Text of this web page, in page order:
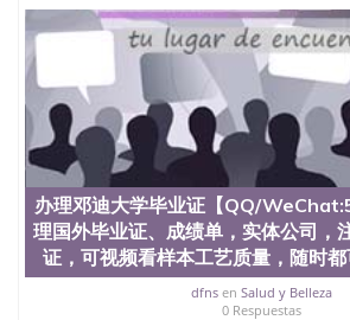
前十名，工学院排名在前十五名，且
约大学为学生们提供本科、硕士及博
专业课程包括：会计学、MBA、财务
程、经济、医学、护理、文学、音乐
学、美术、电子工程、天文学、农业
制、历史、电气工程、生物工程、建
理、材料科学、机械工程、航天工程
学、化学、英语、社会科学、心理学
销、机械工程、计算机科学、物理学
科、金融专业 1、客户提供相关材料
信息，给出操作方案； 2、补充毕业
材料； 3、留服注册申请账号，付定
交时间，公司人员陪同客户本人一起
料； 5、等待结果，完成结果书留服
办理邓迪大学毕业证【QQ/
理国外毕业证、成绩单，实体公司，
证，可视频看样本工艺质量，随时都
dfnsen Salud y Belleza
0 Respuestas